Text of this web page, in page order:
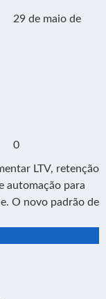
29 de maio de
0
LTV, retenção
automação para
O novo padrão de